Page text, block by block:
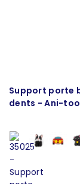
Support porte
dents - Ani-